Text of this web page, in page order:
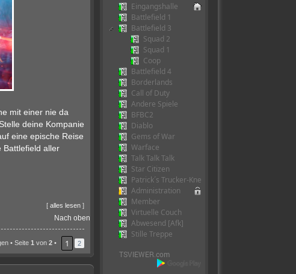
mit einer nie da
deine Kompanie
eine epische Reise
Battlefield aller
[ alles lesen]
Nach oben
• Seite 1 von 2• 1 2
Eingangshalle
Battlefield 1
Battlefield 3
Squad 2
Squad 1
Coop
Battlefield 4
Borderlands
Call of Duty
Andere Spiele
BFBC2
Diablo
Gems of War
Warface
Talk Talk Talk
Star Citizen
Patrick´s Trucker-Kneipe
Administration
Member
Virtuelle Couch
Abwesend [Afk]
Stille Treppe